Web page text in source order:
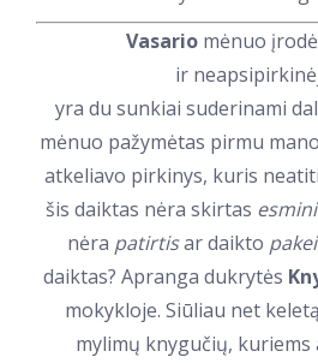
Vasariomėnuo
ir
yra du sunkiai suderinami
mėnuo pažymėtas pirmu
atkeliavo pirkinys, kuris
šis daiktas nėra skirtas
nėra patirtisar daikto
daiktas? Apranga dukrytės
mokykloje. Siūliau net
mylimų knygučių,